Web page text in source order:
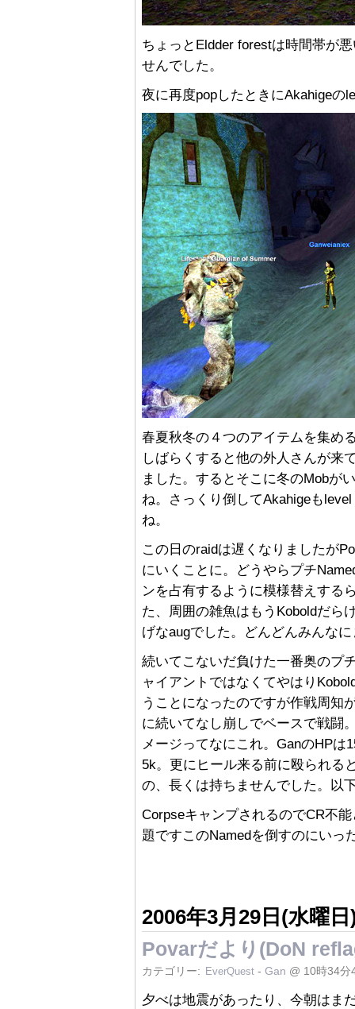
ちょっとEldder forestは時間帯が
せんでした。
夜に再度popしたときにAkahigeの
春夏秋冬の４つのアイテムを集め
しばらくすると他の外人さんが来
ました。するとそこに冬のMobが
ね。さっくり倒してAkahigeも
ね。
この日のraidは遅くなりましたが
にいくことに。どうやらプチ
ンを占有するように模様替えする
た、周囲の雑魚はもうKoboldだら
げなaugでした。どんどんみんな
続いてこないだ負けた一番奥のプ
ャイアントではなくてやはり
うことになったのですが作戦周知
に続いてなし崩しでベースで戦闘
メージってなにこれ。GanのHP
5k。更にヒール来る前に殴られる
の、長くは持ちませんでした。以
CorpseキャンプされるのでCR不
題ですこのNamedを倒すのにいっ
2006年3月29日(水曜日
Povarだより(DoN
カテゴリー: EverQuest - Gan @ 10時34分
夕べは地震があったり、今朝はま